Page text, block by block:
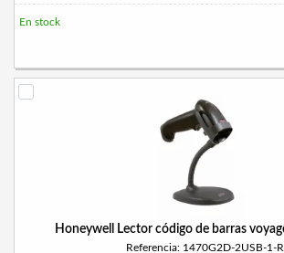
En stock
Honeywell Lector código de barras
Referencia: 1470G2D-2USB-1-R